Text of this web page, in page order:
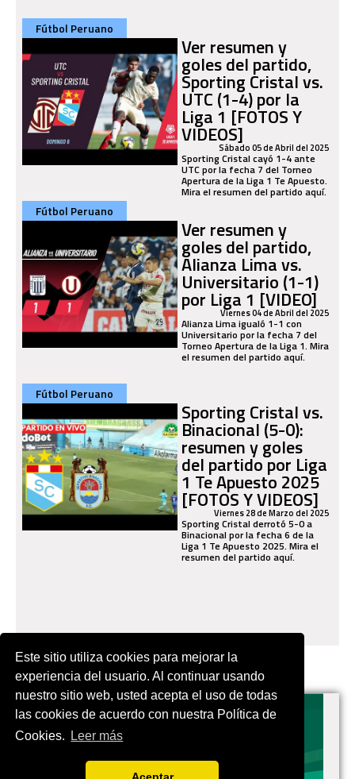
Este sitio utiliza cookies para mejorar la
experiencia del usuario. Al continuar usando
nuestro sitio web, usted acepta el uso de todas
las cookies de acuerdo con nuestra Política de
Cookies.
Leer más
Fútbol Peruano
Ver resumen y
goles del partido,
Sporting Cristal vs.
UTC (1-4) por la
Liga 1 [FOTOS Y
VIDEOS]Sábado 05 de Abril del 2025
Sporting Cristal cayó 1-4 ante
UTC por la fecha 7 del Torneo
Apertura de la Liga 1 Te Apuesto.
Mira el resumen del partido aquí.
Fútbol Peruano
Ver resumen y
goles del partido,
Alianza Lima vs.
Universitario (1-1)
por Liga 1 [VIDEO]
Viernes 04 de Abril del 2025
Alianza Lima igualó 1-1 con
Universitario por la fecha 7 del
Torneo Apertura de la Liga 1. Mira
el resumen del partido aquí.
Fútbol Peruano
Sporting Cristal vs.
Binacional (5-0):
resumen y goles
del partido por Liga
1 Te Apuesto 2025
[FOTOS Y VIDEOS]
Viernes 28 de Marzo del 2025
Sporting Cristal derrotó 5-0 a
Binacional por la fecha 6 de la
Liga 1 Te Apuesto 2025. Mira el
resumen del partido aquí.